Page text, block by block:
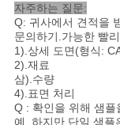
자주하는 질문:
Q: 귀사에서 견적을
문의하기.가능한 빨
1).상세 도면(형식:
2).재료
삼).수량
4).표면 처리
Q : 확인을 위해 샘
예, 하지만 단일 샘플